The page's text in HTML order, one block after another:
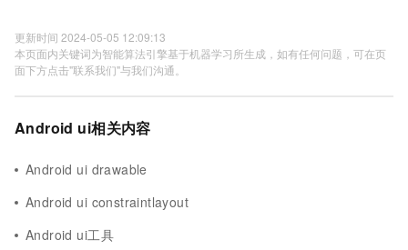
更新时间 2024-05-05 12:09:13
本页面内关键词为智能算法引擎基于机器学习所生成，如有任何问题，可在页
面下方点击"联系我们"与我们沟通。
Android ui相关内容
Android ui drawable
Android ui constraintlayout
Android ui工具